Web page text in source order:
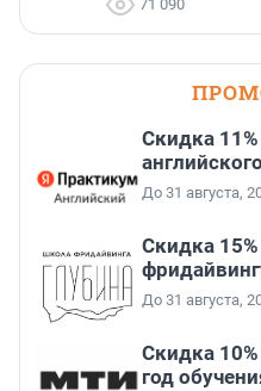
71 090
Скидка
английского
До 31 августа,
Скидка
До 31 августа,
Скидка
год